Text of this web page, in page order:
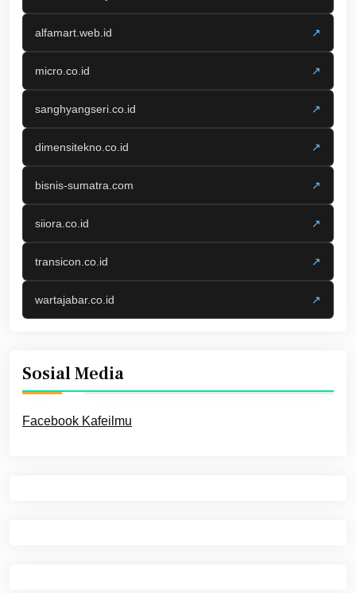
alfamart.web.id ↗
micro.co.id ↗
sanghyangseri.co.id ↗
dimensitekno.co.id ↗
bisnis-sumatra.com ↗
siiora.co.id ↗
transicon.co.id ↗
wartajabar.co.id ↗
Sosial Media
Facebook Kafeilmu